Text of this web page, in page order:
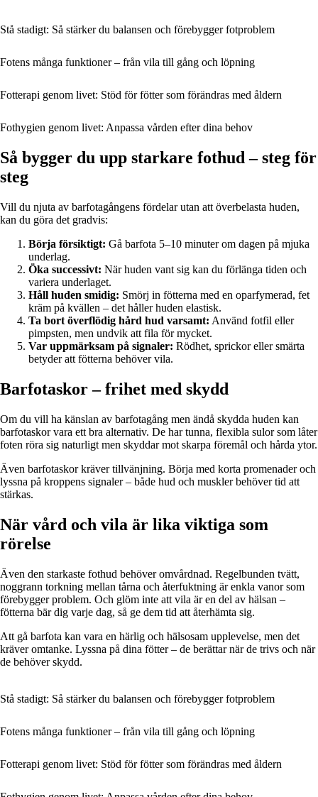
Stå stadigt: Så stärker du balansen och förebygger fotproblem
Fotens många funktioner – från vila till gång och löpning
Fotterapi genom livet: Stöd för fötter som förändras med åldern
Fothygien genom livet: Anpassa vården efter dina behov
Så bygger du upp starkare fothud – steg för
steg
Vill du njuta av barfotagångens fördelar utan att överbelasta huden,
kan du göra det gradvis:
Börja försiktigt: Gå barfota 5–10 minuter om dagen på mjuka
underlag.
Öka successivt: När huden vant sig kan du förlänga tiden och
variera underlaget.
Håll huden smidig: Smörj in fötterna med en oparfymerad, fet
kräm på kvällen – det håller huden elastisk.
Ta bort överflödig hård hud varsamt: Använd fotfil eller
pimpsten, men undvik att fila för mycket.
Var uppmärksam på signaler: Rödhet, sprickor eller smärta
betyder att fötterna behöver vila.
Barfotaskor – frihet med skydd
Om du vill ha känslan av barfotagång men ändå skydda huden kan
barfotaskor vara ett bra alternativ. De har tunna, flexibla sulor som låter
foten röra sig naturligt men skyddar mot skarpa föremål och hårda ytor.
Även barfotaskor kräver tillvänjning. Börja med korta promenader och
lyssna på kroppens signaler – både hud och muskler behöver tid att
stärkas.
När vård och vila är lika viktiga som
rörelse
Även den starkaste fothud behöver omvårdnad. Regelbunden tvätt,
noggrann torkning mellan tårna och återfuktning är enkla vanor som
förebygger problem. Och glöm inte att vila är en del av hälsan –
fötterna bär dig varje dag, så ge dem tid att återhämta sig.
Att gå barfota kan vara en härlig och hälsosam upplevelse, men det
kräver omtanke. Lyssna på dina fötter – de berättar när de trivs och när
de behöver skydd.
Stå stadigt: Så stärker du balansen och förebygger fotproblem
Fotens många funktioner – från vila till gång och löpning
Fotterapi genom livet: Stöd för fötter som förändras med åldern